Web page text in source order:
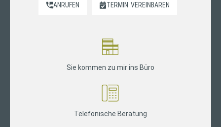
ANRUFEN TERMIN VEREINBAREN
Sie kommen zu mir ins Büro
Telefonische Beratung